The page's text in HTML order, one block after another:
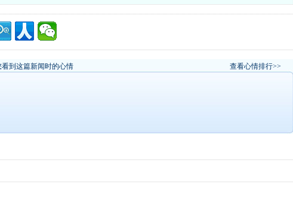
看到这篇新闻时的心情 查看心情排行>>